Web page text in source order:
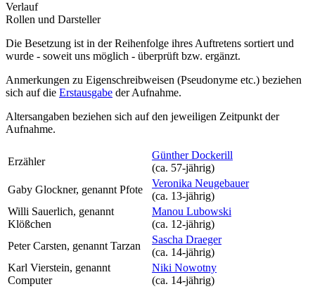
Verlauf
Rollen und Darsteller
Die Besetzung ist in derReihenfolge ihres Auftretens sortiert und
wurde - soweit uns möglich - überprüft bzw. ergänzt.
Anmerkungen zu Eigenschreibweisen (Pseudonyme etc.) beziehen
sich auf die Erstausgabe der Aufnahme.
Altersangaben beziehen sich auf den jeweiligen Zeitpunkt der
Aufnahme.
Erzähler
Günther Dockerill
(ca. 57‑jährig)
Gaby Glockner, genannt Pfote
Veronika Neugebauer
(ca. 13‑jährig)
Willi Sauerlich, genannt
Klößchen
Manou Lubowski
(ca. 12‑jährig)
Peter Carsten, genannt Tarzan
Sascha Draeger
(ca. 14‑jährig)
Karl Vierstein, genannt
Computer
Niki Nowotny
(ca. 14‑jährig)